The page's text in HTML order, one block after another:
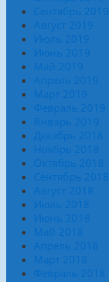
Сентябрь 2019
Август 2019
Июль 2019
Июнь 2019
Май 2019
Апрель 2019
Март 2019
Февраль 2019
Январь 2019
Декабрь 2018
Ноябрь 2018
Октябрь 2018
Сентябрь 2018
Август 2018
Июль 2018
Июнь 2018
Май 2018
Апрель 2018
Март 2018
Февраль 2018